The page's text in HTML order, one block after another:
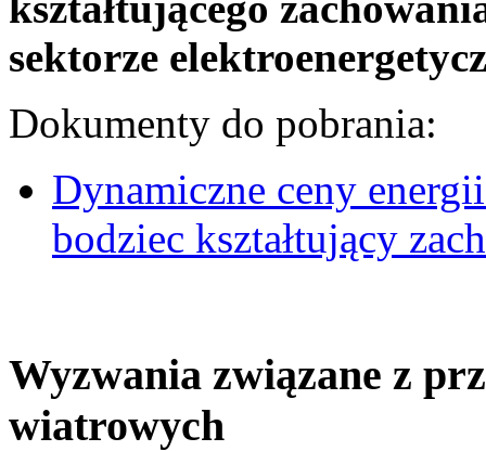
sektorze
Dokumenty do pobrania:
Dynamiczne ceny
bodziec kształtujący
Wyzwania związane z
wiatrowych